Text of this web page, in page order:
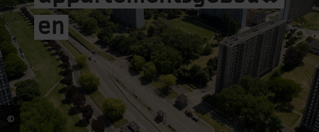
lucht
en
© Skyvision